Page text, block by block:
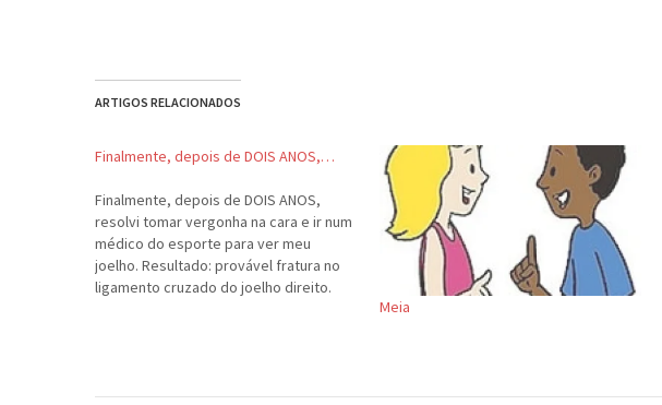
ARTIGOS RELACIONADOS
Finalmente, depois de DOIS ANOS,…
Finalmente, depois de DOIS ANOS,
resolvi tomar vergonha na cara e ir num
médico do esporte para ver meu
joelho. Resultado: provável fratura no
ligamento cruzado do joelho direito.
Meia